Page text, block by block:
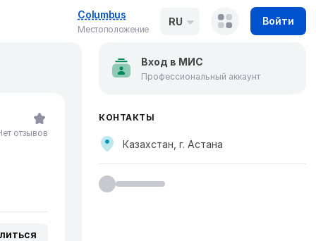
Columbus
Местоположение
RU Войти
отзывов
Вход в МИС
Профессиональный аккаунт
КОНТАКТЫ
Казахстан, г. Астана